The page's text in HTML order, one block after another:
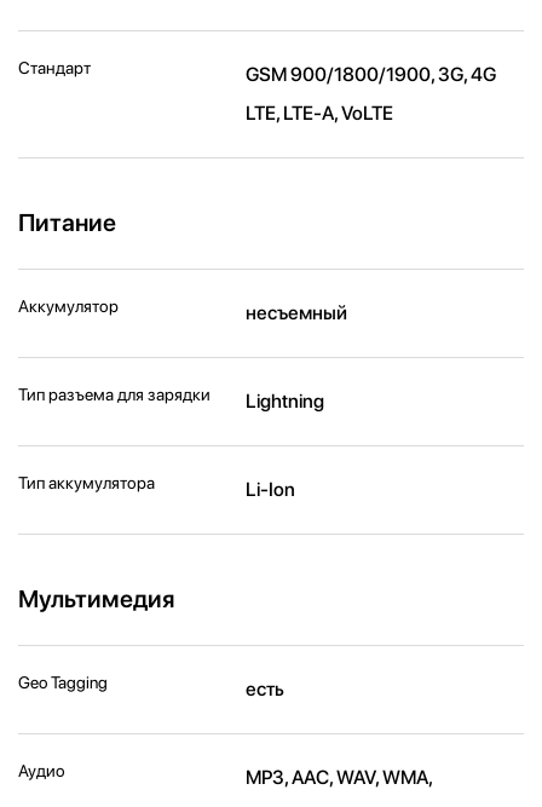
Стандарт
GSM 900/1800/1900, 3G, 4G
LTE, LTE-A, VoLTE
Питание
Аккумулятор несъемный
Тип разъема для зарядки Lightning
Тип аккумулятора Li-Ion
Мультимедия
Geo Tagging есть
Аудио
MP3, AAC, WAV, WMA,